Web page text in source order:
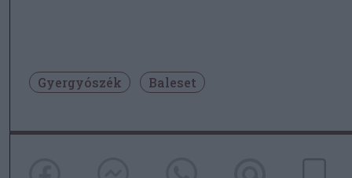
Gyergyószék Baleset